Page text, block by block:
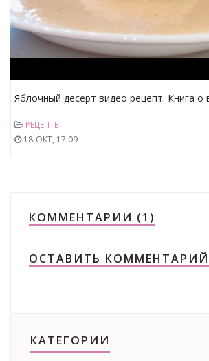
Яблочный десерт видео рецепт. Книга о
РЕЦЕПТЫ
18-ОКТ, 17:09
КОММЕНТАРИИ (1)
ОСТАВИТЬ КОММЕНТАРИЙ
КАТЕГОРИИ